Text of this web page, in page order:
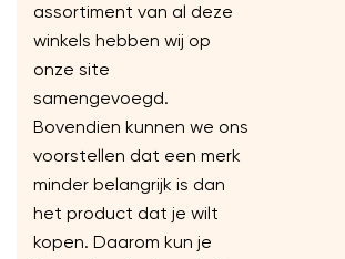
assortiment van al deze
winkels hebben wij op
onze site
samengevoegd.
Bovendien kunnen we ons
voorstellen dat een merk
minder belangrijk is dan
het product dat je wilt
kopen. Daarom kun je